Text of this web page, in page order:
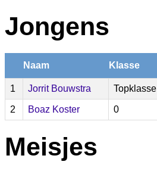
Jongens
Naam Klasse
1 Jorrit Bouwstra Topklasse
2 Boaz Koster 0
Meisjes